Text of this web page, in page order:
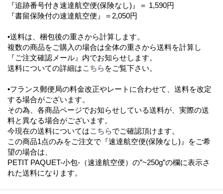
『追跡番号付き速達航空便(保険なし)』＝ 1,590円
『書留保険付の速達航空便』＝2,050円
•送料は、梱包後の重さから計算します。
複数の商品をご購入の場合は全体の重さから送料を計算し
『ご注文確認メール』内でお知らせします。
送料についての詳細はこちらをご覧下さい。
•フランス郵便局の料金改正やレートに合わせて、送料を改定
する場合がございます。
その為、各商品ページでお知らせしている送料が、実際の送
料と異なる場合がございます。
今現在の送料についてはこちらでご確認頂けます。
この商品1点のみをご注文で『速達航空便(保険なし)』をご希
望の場合は、
PETIT PAQUET-小包-（速達航空便）の”~250g”の欄に表示さ
れた送料になります。